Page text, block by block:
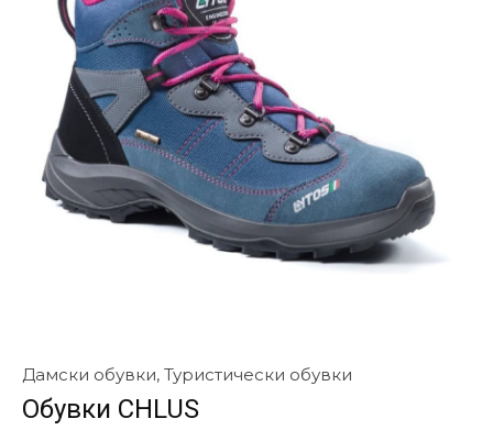
Дамски обувки, Туристически обувки
Обувки CHLUS